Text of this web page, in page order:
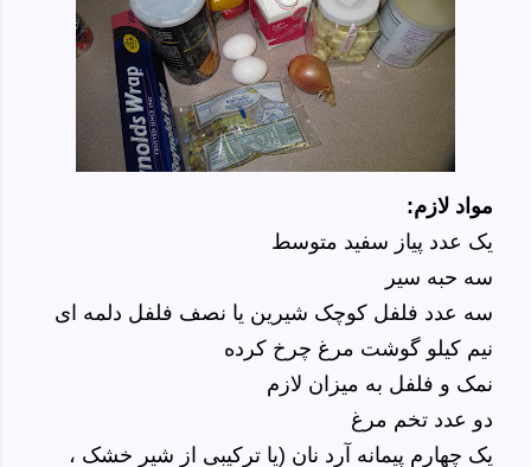
مواد لازم:
یک عدد پیاز سفید متوسط
سه حبه سیر
سه عدد فلفل کوچک شیرین یا نصف فلفل دلمه ای
نیم کیلو گوشت مرغ چرخ کرده
نمک و فلفل به میزان لازم
دو عدد تخم مرغ
یک چهارم پیمانه آرد نان (یا ترکیبی از شیر خشک ،